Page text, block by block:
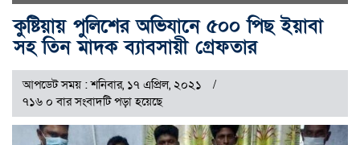
কুষ্টিয়ায় পুলিশের অভিযানে ৫০০ পিছ ইয়াবা
সহ তিন মাদক ব্যাবসায়ী গ্রেফতার
আপডেট সময় : শনিবার, ১৭ এপ্রিল, ২০২১
৭১৬ ০ বার সংবাদটি পড়া হয়েছে